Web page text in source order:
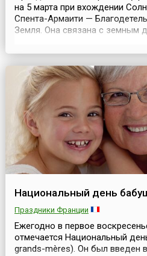
на 5 марта при вхождении
Спента-Армаити —
Земля. Она связана с земным
возделывающим землю,
богатой. В награду за
терпение и благочестие
любовь и пом...
Национальный день
Праздники Франции
Ежегодно в первое
отмечается Национальный
grands-mères). Он был введен